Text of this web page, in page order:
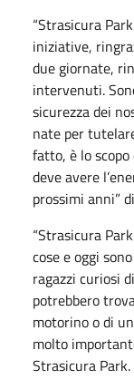
“Strasicura
iniziative,
due giornate,
intervenuti.
sicurezza dei
nate per
fatto, è lo
deve avere
prossimi anni”
“Strasicura
cose e oggi
ragazzi curiosi
potrebbero
motorino o di
molto
Strasicura Park.